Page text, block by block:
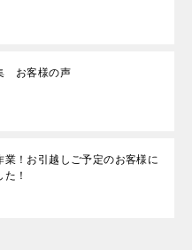
お客様の声
業！お引越しご予定のお客様に
！